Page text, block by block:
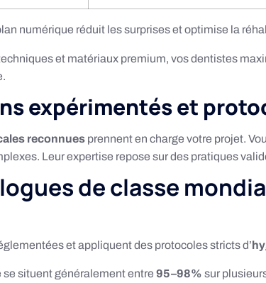
numérique réduit les surprises et optimise la
et matériaux premium, vos dentistes
expérimentés et
reconnues prennent en charge votre projet.
Leur expertise repose sur des pratiques
de classe
et appliquent des protocoles stricts d’
se situent généralement entre 95–98% sur